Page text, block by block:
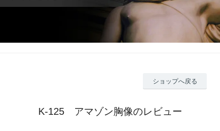
ショップへ戻る
K-125 アマゾン胸像のレビュー